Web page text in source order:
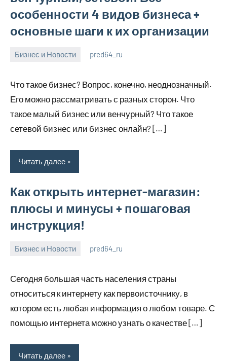
особенности 4 видов бизнеса +
основные шаги к их организации
Бизнес и Новости
2023
pred64_ru
Что такое бизнес? Вопрос, конечно, неоднозначный.
Его можно рассматривать с разных сторон. Что
такое малый бизнес или венчурный? Что такое
сетевой бизнес или бизнес онлайн? […]
Читать далее
Как открыть интернет-магазин:
плюсы и минусы + пошаговая
инструкция!
Бизнес и Новости
2023
pred64_ru
Сегодня большая часть населения страны
относиться к интернету как первоисточнику, в
котором есть любая информация о любом товаре. С
помощью интернета можно узнать о качестве […]
Читать далее